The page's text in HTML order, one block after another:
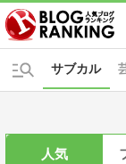
サブカル
人気